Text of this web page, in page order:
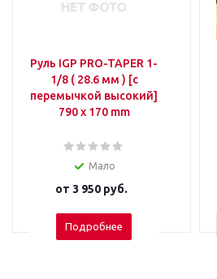
Руль IGP PRO-TAPER 1-
1/8 ( 28.6 мм ) [с
перемычкой высокий]
790 х 170 mm
Мало
от 3 950 руб.
Подробнее